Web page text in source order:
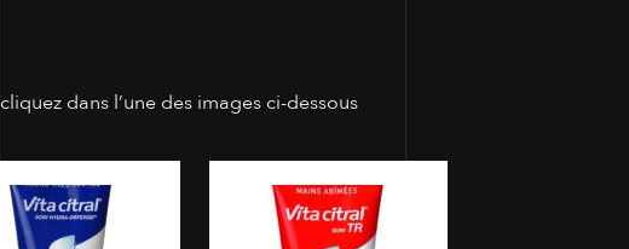
cliquez dans l’une des images ci-dessous